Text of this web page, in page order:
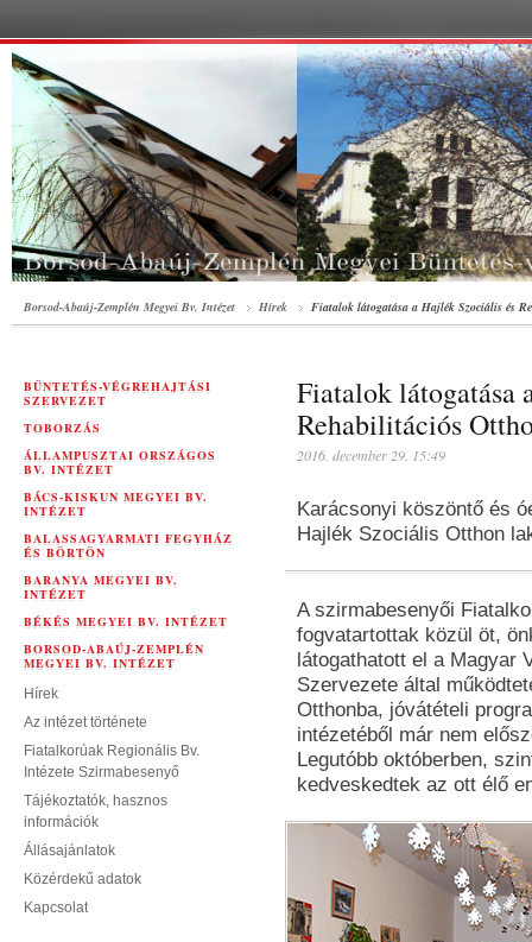
Borsod-Abaúj-Zemplén Megyei Bv. Intézet Hírek Fiatalok látogatása a Hajlék Szociális és
BÜNTETÉS-VÉGREHAJTÁSI
SZERVEZET
TOBORZÁS
ÁLLAMPUSZTAI ORSZÁGOS
BV. INTÉZET
BÁCS-KISKUN MEGYEI BV.
INTÉZET
BALASSAGYARMATI FEGYHÁZ
ÉS BÖRTÖN
BARANYA MEGYEI BV.
INTÉZET
BÉKÉS MEGYEI BV. INTÉZET
BORSOD-ABAÚJ-ZEMPLÉN
MEGYEI BV. INTÉZET
Hírek
Az intézet története
Fiatalkorúak Regionális Bv.
Intézete Szirmabesenyő
Tájékoztatók, hasznos
információk
Állásajánlatok
Közérdekű adatok
Kapcsolat
Fiatalok látogatása
Rehabilitációs
2016. december 29. 15:49
Karácsonyi köszöntő és
Hajlék Szociális Otthon
A szirmabesenyői
fogvatartottak közül öt,
látogathatott el a Magyar
Szervezete által
Otthonba, jóvátételi
intézetéből már nem
Legutóbb októberben,
kedveskedtek az ott élő